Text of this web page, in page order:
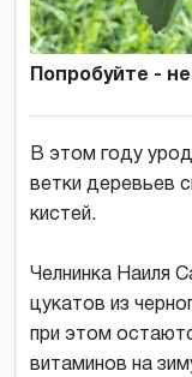
Попробуйте -
В этом году
ветки деревьев
кистей.
Челнинка Наиля
цукатов из
при этом
витаминов на